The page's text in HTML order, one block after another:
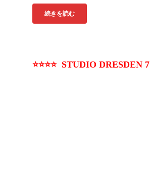
続きを読む
⭐⭐⭐⭐ STUDIO DRESDEN 7